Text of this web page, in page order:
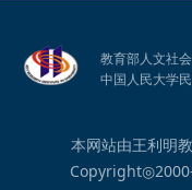
教育部人文社
中国人民大学
本网站由王利明